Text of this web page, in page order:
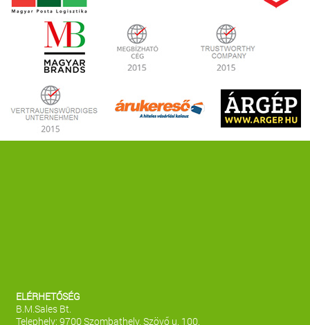
ELÉRHETŐSÉG
B.M.Sales Bt.
Telephely: 9700 Szombathely, Szövő u. 100.